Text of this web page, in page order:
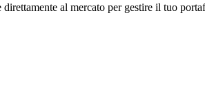
al mercato per gestire il tuo